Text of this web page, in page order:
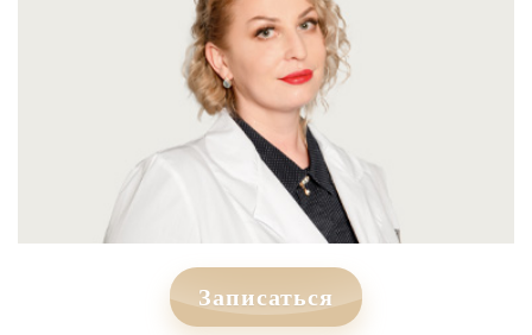
Записаться